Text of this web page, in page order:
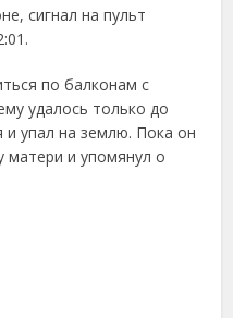
сигнал на пульт
по балконам с
удалось только до
и упал на землю. Пока он
матери и упомянул о